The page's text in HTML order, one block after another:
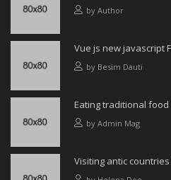
by Author
Vue js new javascript
by Besim Dauti
Eating traditional
by Admin Mag
Visiting antic